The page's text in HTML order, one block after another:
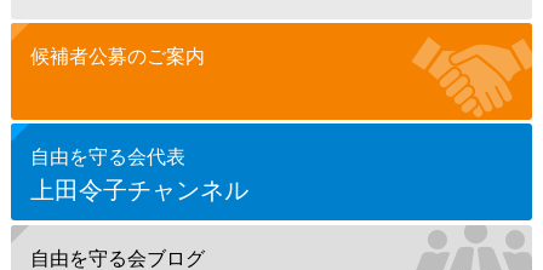
候補者公募のご案内
自由を守る会代表
上田令子チャンネル
自由を守る会ブログ